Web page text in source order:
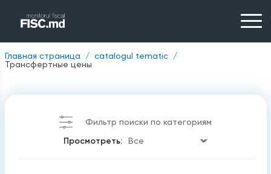
Главная страница
catalogul tematic
Трансфертные цены
Фильтр поиски по категориям
Просмотреть: